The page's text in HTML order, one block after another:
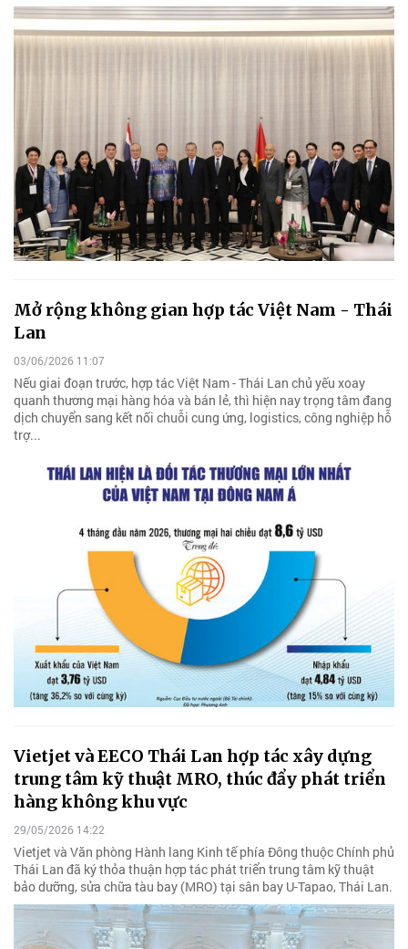
Mở rộng không gian hợp tác Việt Nam - Thái
Lan
03/06/2026 11:07
Nếu giai đoạn trước, hợp tác Việt Nam - Thái Lan chủ yếu xoay
quanh thương mại hàng hóa và bán lẻ, thì hiện nay trọng tâm đang
dịch chuyển sang kết nối chuỗi cung ứng, logistics, công nghiệp hỗ
trợ...
Vietjet và EECO Thái Lan hợp tác xây dựng
trung tâm kỹ thuật MRO, thúc đẩy phát triển
hàng không khu vực
29/05/2026 14:22
Vietjet và Văn phòng Hành lang Kinh tế phía Đông thuộc Chính phủ
Thái Lan đã ký thỏa thuận hợp tác phát triển trung tâm kỹ thuật
bảo dưỡng, sửa chữa tàu bay (MRO) tại sân bay U-Tapao, Thái Lan.